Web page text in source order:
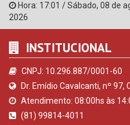
Hora: 17:01 /Sábado, 08 de
2026
INSTITUCIONAL
CNPJ: 10.296.887/0001-60
Dr. Emídio Cavalcanti, nº 97,
Atendimento: 08:00hs às
(81) 99814-4011